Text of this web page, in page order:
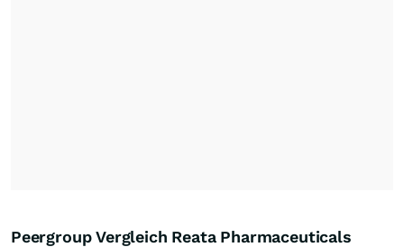
Peergroup Vergleich Reata Pharmaceuticals